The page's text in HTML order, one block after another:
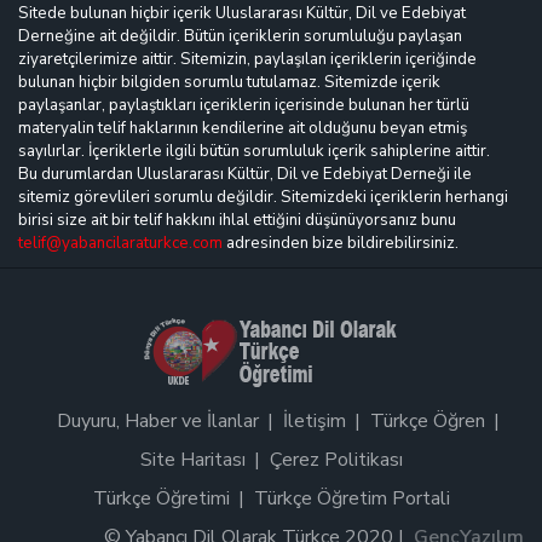
Sitede bulunan hiçbir içerik Uluslararası Kültür, Dil ve Edebiyat
Derneğine ait değildir. Bütün içeriklerin sorumluluğu paylaşan
ziyaretçilerimize aittir. Sitemizin, paylaşılan içeriklerin içeriğinde
bulunan hiçbir bilgiden sorumlu tutulamaz. Sitemizde içerik
paylaşanlar, paylaştıkları içeriklerin içerisinde bulunan her türlü
materyalin telif haklarının kendilerine ait olduğunu beyan etmiş
sayılırlar. İçeriklerle ilgili bütün sorumluluk içerik sahiplerine aittir.
Bu durumlardan Uluslararası Kültür, Dil ve Edebiyat Derneği ile
sitemiz görevlileri sorumlu değildir. Sitemizdeki içeriklerin herhangi
birisi size ait bir telif hakkını ihlal ettiğini düşünüyorsanız bunu
telif@yabancilaraturkce.com adresinden bize bildirebilirsiniz.
Duyuru, Haber ve İlanlar İletişim
Türkçe Öğren
Site Haritası
Çerez Politikası
Türkçe Öğretimi
Türkçe Öğretim Portali
© Yabancı Dil Olarak Türkçe 2020 | GençYazılım